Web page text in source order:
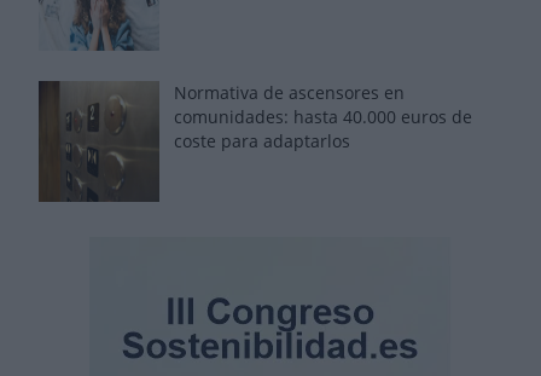
Normativa de ascensores en
comunidades: hasta 40.000 euros de
coste para adaptarlos